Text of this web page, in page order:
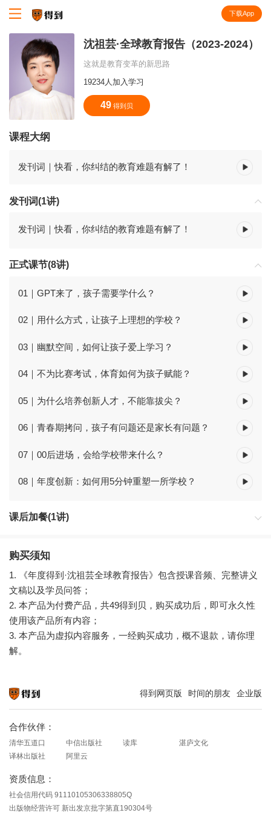
下载App
沈祖芸·全球教育报告（2023-2024）
这就是教育变革的新思路
19234人加入学习
49 得到贝
课程大纲
发刊词｜快看，你纠结的教育难题有解了！
发刊词(1讲)
发刊词｜快看，你纠结的教育难题有解了！
正式课节(8讲)
01｜GPT来了，孩子需要学什么？
02｜用什么方式，让孩子上理想的学校？
03｜幽默空间，如何让孩子爱上学习？
04｜不为比赛考试，体育如何为孩子赋能？
05｜为什么培养创新人才，不能靠拔尖？
06｜青春期拷问，孩子有问题还是家长有问题？
07｜00后进场，会给学校带来什么？
08｜年度创新：如何用5分钟重塑一所学校？
课后加餐(1讲)
购买须知
1. 《年度得到·沈祖芸全球教育报告》包含授课音频、完整讲义
文稿以及学员问答；
2. 本产品为付费产品，共49得到贝，购买成功后，即可永久性
使用该产品所有内容；
3. 本产品为虚拟内容服务，一经购买成功，概不退款，请你理
解。
得到网页版 时间的朋友 企业版
合作伙伴：
清华五道口 中信出版社 读库
湛庐文化
译林出版社
阿里云
资质信息：
社会信用代码 91110105306338805Q
出版物经营许可 新出发京批字第直190304号